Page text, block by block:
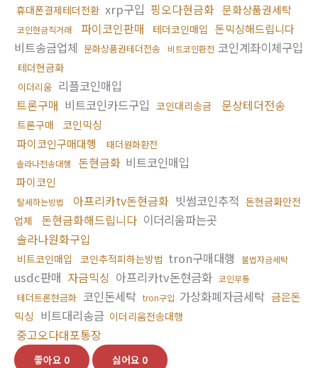
휴대폰결제테더전환 xrp구입 핑오다현금화 문화상품권세탁
코인현금직거래 파이코인판매 테더코인매입 돈믹싱해드립니다
비트송금업체 문화상품권테더전송 비트코인환전 코인계좌이체구입
테더현금화
이더리움 리플코인매입
트론구매 비트코인카드구입 코인대리송금 문상테더전송
트론구매
코인믹싱
파이코인구매대행
태더원화환전
솔라나전송대행 돈현금화 비트코인매입
파이코인
탈세하는방법 아프리카tv돈현금화 빗썸코인추적 돈현금화안전
업체
돈현금화해드립니다 이더리움파는곳
솔라나원화구입
비트코인매입 코인추적피하는방법 tron구매대행 불법자금세탁
usdc판매 자금믹싱 아프리카tv돈현금화 코인무통
테더트론현금화 코인돈세탁 tron구입 가상화폐자금세탁 금은돈
믹싱 비트대리송금 이더리움전송대행
중고오다대포통장
좋아요 0 싫어요 0